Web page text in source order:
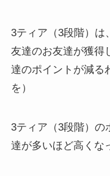
3ティア（3段階）は
友達のお友達が獲得
達のポイントが減る
を）
3ティア（3段階）の
達が多いほど高くな